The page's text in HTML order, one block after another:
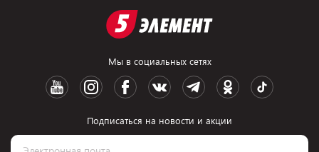
Мы в социальных сетях
Подписаться на новости и акции